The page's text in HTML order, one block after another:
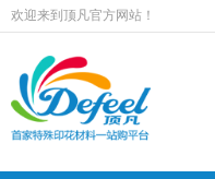
欢迎来到顶凡官方网站！